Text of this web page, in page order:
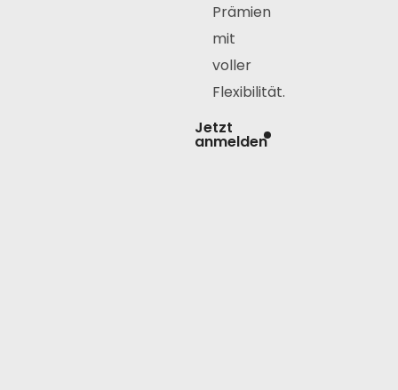
Prämien
mit
voller
Flexibilität.
Jetzt
anmelden